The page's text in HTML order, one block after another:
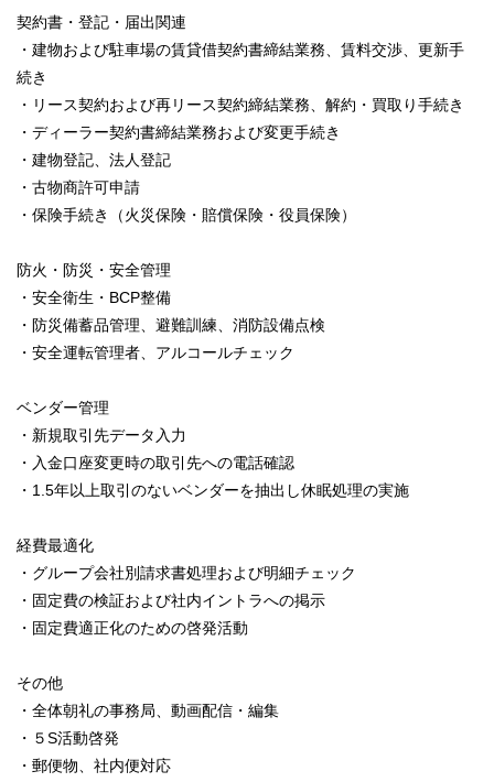
契約書・登記・届出関連
・建物および駐車場の賃貸借契約書締結業務、賃料交渉、更新手
続き
・リース契約および再リース契約締結業務、解約・買取り手続き
・ディーラー契約書締結業務および変更手続き
・建物登記、法人登記
・古物商許可申請
・保険手続き（火災保険・賠償保険・役員保険）
防火・防災・安全管理
・安全衛生・BCP整備
・防災備蓄品管理、避難訓練、消防設備点検
・安全運転管理者、アルコールチェック
ベンダー管理
・新規取引先データ入力
・入金口座変更時の取引先への電話確認
・1.5年以上取引のないベンダーを抽出し休眠処理の実施
経費最適化
・グループ会社別請求書処理および明細チェック
・固定費の検証および社内イントラへの掲示
・固定費適正化のための啓発活動
その他
・全体朝礼の事務局、動画配信・編集
・５S活動啓発
・郵便物、社内便対応